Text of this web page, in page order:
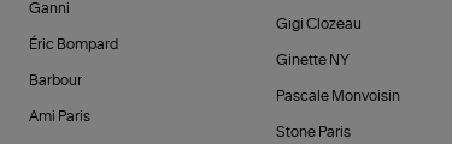
Ganni
Éric Bompard
Barbour
Ami Paris
Gigi Clozeau
Ginette NY
Pascale Monvoisin
Stone Paris